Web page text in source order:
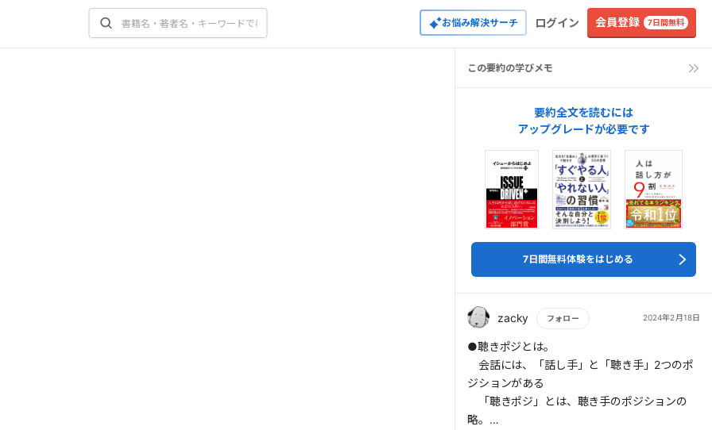
お悩み解決サーチ ログイン 会員登録 7日間無料
この要約の学びメモ
要約全文を読むには
アップグレードが必要です
7日間無料体験をはじめる
zacky フォロー 2024年2月18日
もっと読む
●聴きポジとは。
会話には、「話し手」と「聴き手」2つのポ
ジションがある
「聴きポジ」とは、聴き手のポジションの
略。